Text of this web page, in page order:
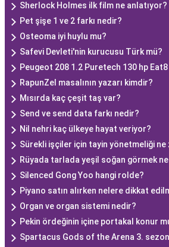
Sherlock Holmes ilk film ne anlatıyor?
Pet şişe 1 ve 2 farkı nedir?
Osteoma iyi huylu mu?
Safevi Devleti'nin kurucusu Türk mü?
Peugeot 208 1.2 Puretech 130 hp
RapunZel masalının yazarı kimdir?
Mısırda kaç çeşit taş var?
Send ve send data farkı nedir?
Nil nehri kaç ülkeye hayat veriyor?
Sürekli işçiler için tayin yönetmeliği ne
Rüyada tarlada yeşil soğan görmek
Silenced Gong Yoo hangi rolde?
Piyano satın alırken nelere dikkat
Organ ve organ sistemi nedir?
Pekin ördeğinin içine portakal konur
Spartacus Gods of the Arena 3. sezon